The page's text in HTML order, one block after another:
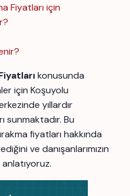
Fiyatları için
konusunda
için Koşuyolu
yıllardır
Bu
fiyatları hakkında
ve danışanlarımızın